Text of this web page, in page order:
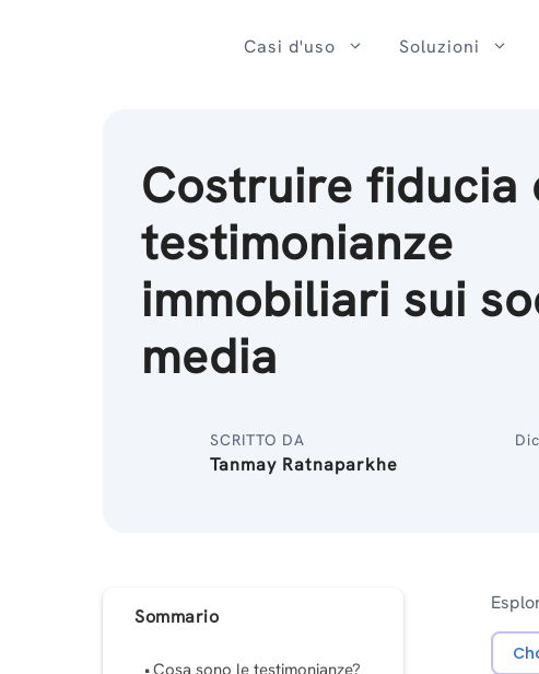
Casi d'uso Soluzioni
Costruire fiducia
testimonianze
immobiliari sui
media
SCRITTO DA
Tanmay Ratnaparkhe
Sommario